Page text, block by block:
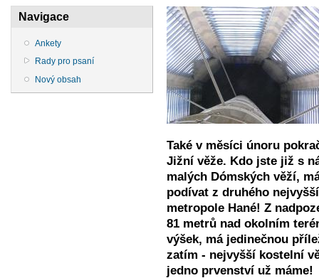
Navigace
Ankety
Rady pro psaní
Nový obsah
Také v měsíci únoru
Jižní věže. Kdo jste již s
malých Dómských věží,
podívat z druhého
metropole Hané! Z
81 metrů nad okolním
výšek, má jedinečnou
zatím - nejvyšší kostelní
jedno prvenství už máme!